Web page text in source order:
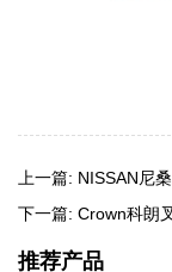
上一篇: NISSAN尼
下一篇: Crown科朗
推荐产品